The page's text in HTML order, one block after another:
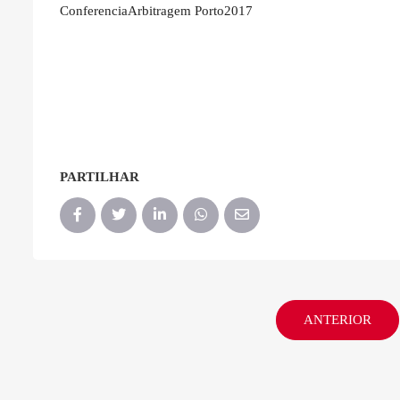
ConferenciaArbitragem Porto2017
PARTILHAR
ANTERIOR